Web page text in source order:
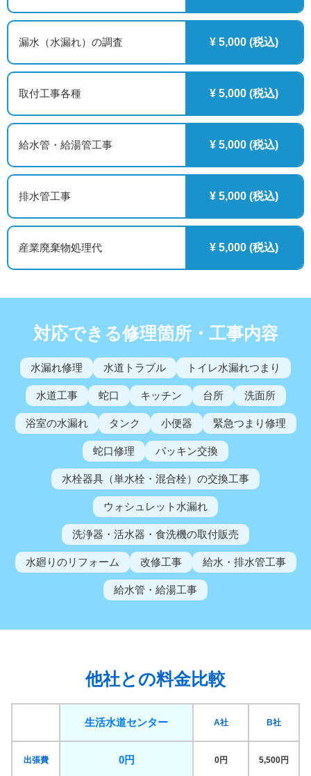
漏水（水漏れ）の調査 ¥ 5,000 (税込)
取付工事各種 ¥ 5,000 (税込)
給水管・給湯管工事 ¥ 5,000 (税込)
排水管工事 ¥ 5,000 (税込)
産業廃棄物処理代 ¥ 5,000 (税込)
対応できる修理箇所・工事内容
水漏れ修理 水道トラブル トイレ水漏れつまり
水道工事 蛇口 キッチン 台所 洗面所
浴室の水漏れ タンク 小便器 緊急つまり修理
蛇口修理 パッキン交換
水栓器具（単水栓・混合栓）の交換工事
ウォシュレット水漏れ
洗浄器・活水器・食洗機の取付販売
水廻りのリフォーム 改修工事 給水・排水管工事
給水管・給湯工事
他社との料金比較
生活水道センター A社 B社
出張費 0円 0円 5,500円